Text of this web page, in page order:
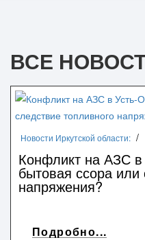
ВСЕ
Новости Иркутской области:
Конфликт на АЗС
бытовая ссора или
напряжения?
Подробно...